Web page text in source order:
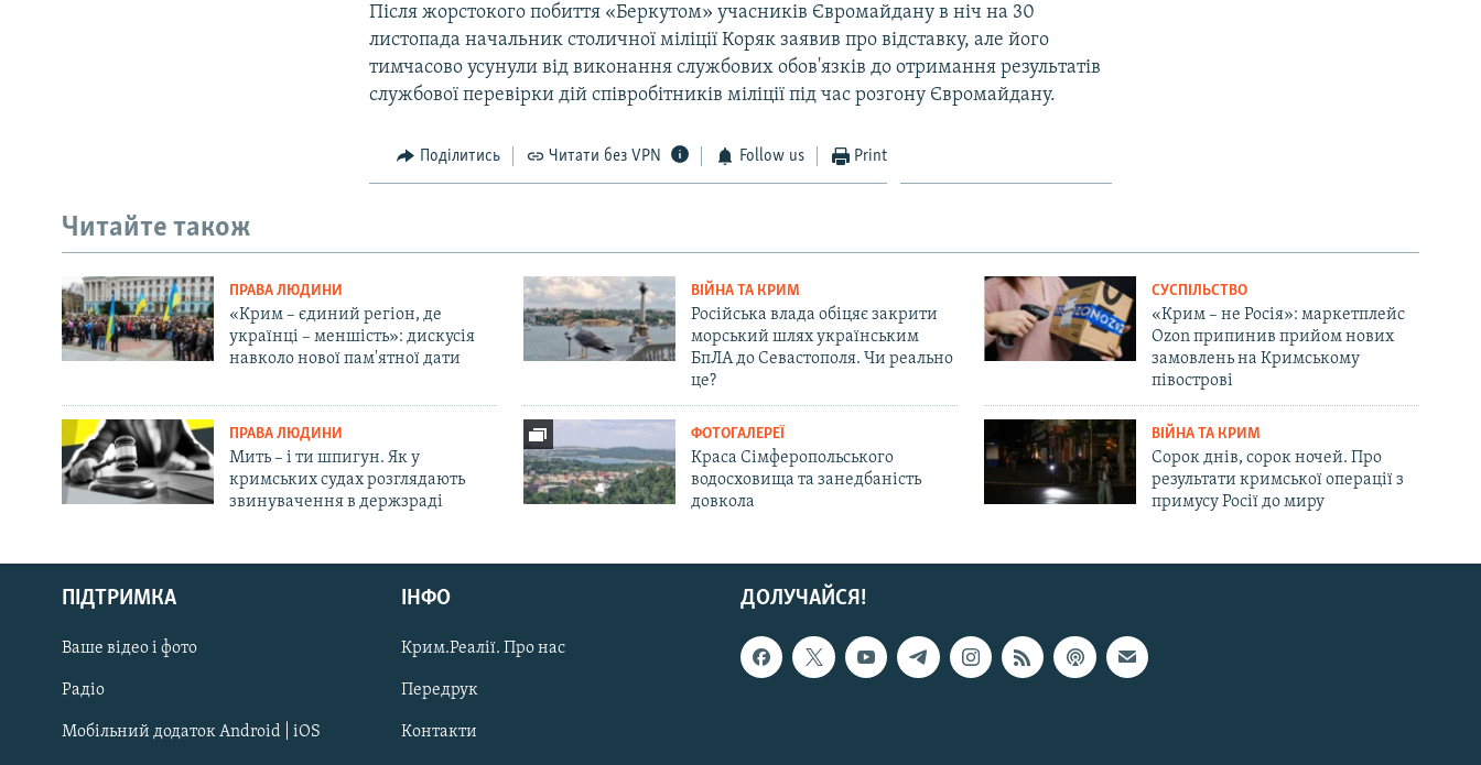
Русский
Qırımtatar
ДОЛУЧАЙСЯ!
Після жорстокого побиття «Беркутом» учасників Євромайдану в ніч на 30
листопада начальник столичної міліції Коряк заявив про відставку, але його
тимчасово усунули від виконання службових обов'язків до отримання результатів
службової перевірки дій співробітників міліції під час розгону Євромайдану.
Поділитись Читати без VPN Follow us Print
Читайте також
ПРАВА ЛЮДИНИ
«Крим – єдиний регіон, де
українці – меншість»: дискусія
навколо нової пам'ятної дати
ВІЙНА ТА КРИМ
Російська влада обіцяє закрити
морський шлях українським
БпЛА до Севастополя. Чи реально
це?
СУСПІЛЬСТВО
«Крим – не Росія»: маркетплейс
Ozon припинив прийом нових
замовлень на Кримському
півострові
ПРАВА ЛЮДИНИ
Мить – і ти шпигун. Як у
кримських судах розглядають
звинувачення в держзраді
ФОТОГАЛЕРЕЇ
Краса Сімферопольського
водосховища та занедбаність
довкола
ВІЙНА ТА КРИМ
Сорок днів, сорок ночей. Про
результати кримської операції з
примусу Росії до миру
ДОЛУЧАЙСЯ!
ПІДТРИМКА
Ваше відео і фото
Радіо
Мобільний додаток Android | iOS
ІНФО
Крим.Реалії. Про нас
Передрук
Контакти